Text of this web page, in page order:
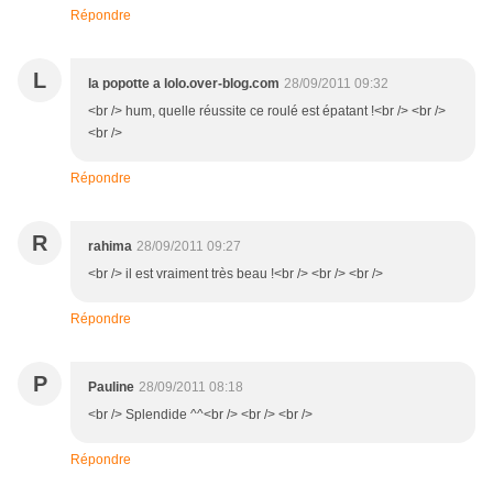
Répondre
L la popotte a lolo.over-blog.com 28/09/2011 09:32
<br /> hum, quelle réussite ce roulé est épatant !<br /> <br />
<br />
Répondre
R rahima 28/09/2011 09:27
<br /> il est vraiment très beau !<br /> <br /> <br />
Répondre
P Pauline 28/09/2011 08:18
<br /> Splendide ^^<br /> <br /> <br />
Répondre